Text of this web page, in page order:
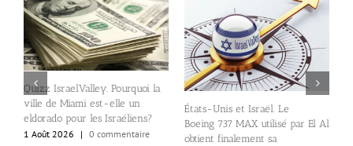
Quizz IsraelValley. Pourquoi la
ville de Miami est-elle un
eldorado pour les Israéliens?
1 Août 2026
| 0 commentaire
États-Unis et Israël. Le
Boeing 737 MAX utilisé par El Al
obtient finalement sa